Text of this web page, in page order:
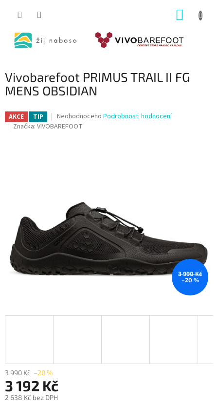
Vivobarefoot PRIMUS TRAIL II FG
MENS OBSIDIAN
AKCE TIP
Průměrné
hodnocení
Neohodnoceno Podrobnosti hodnocení
Značka: VIVOBAREFOOT
3 990 Kč
–20 %
3 990 Kč –20 %
3 192 Kč
2 638 Kč bez DPH